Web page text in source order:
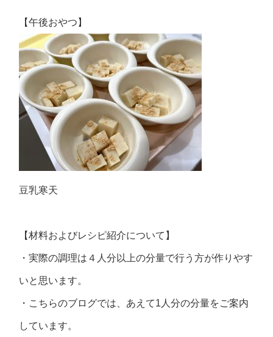
【午後おやつ】
豆乳寒天
【材料およびレシピ紹介について】
・実際の調理は４人分以上の分量で行う方が作りやす
いと思います。
・こちらのブログでは、あえて1人分の分量をご案内
しています。